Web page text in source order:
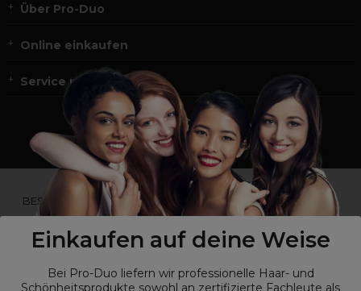
Einkaufen auf deine Weise
Bei Pro-Duo liefern wir professionelle Haar- und
Schönheitsprodukte sowohl an zertifizierte Fachleute als
Über Pro-Duo
Online einkaufen
Service und Kontakt
*Du bist kein Profikunde?
BESUCHE
UNSERE WEBSEITE FÜR ENDVERBRAUCHER.*